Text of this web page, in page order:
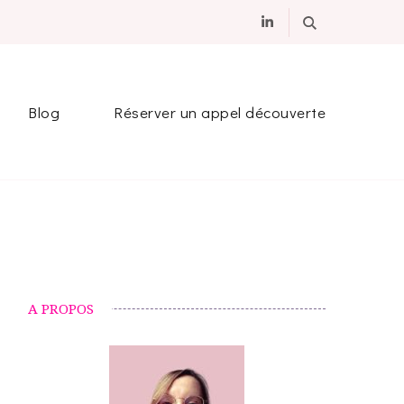
Blog Réserver un appel découverte
A PROPOS